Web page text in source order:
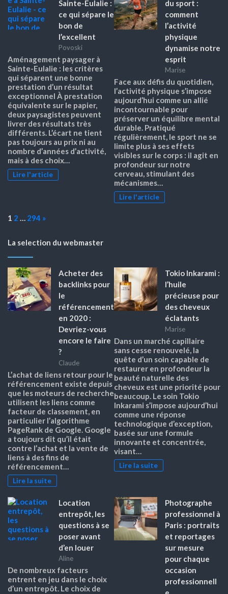
Sainte-Eulalie :
ce qui sépare le
bon de
l’excellent
Povoski
Aménagement paysager à
Sainte-Eulalie : les critères
qui séparent une bonne
prestation d’un résultat
exceptionnel À prestation
équivalente sur le papier,
deux paysagistes peuvent
livrer des résultats très
différents. L’écart ne tient
pas toujours au prix ni au
nombre d’années d’activité,
mais à des choix…
Lire l'article
du sport :
comment
l’activité
physique
dynamise notre
esprit
Marise
Face aux défis du quotidien,
l’activité physique s’impose
aujourd’hui comme un allié
incontournable pour
préserver un équilibre mental
durable. Pratiqué
régulièrement, le sport ne se
limite plus à ses effets
visibles sur le corps : il agit en
profondeur sur notre
cerveau, stimulant des
mécanismes…
Lire l'article
Page:
1 2 … 294 Next
»
La selection du webmaster
Acheter des
backlinks pour
le
référencement
en 2020 :
Devriez-vous
encore le faire
?
Claude
L’achat de liens retour pour le
référencement existe depuis
que les moteurs de recherche
utilisent les liens comme
facteur de classement, en
particulier l’algorithme
PageRank de Google. Google
a toujours dit qu’il était
contre l’achat et la vente de
liens à des fins de
référencement…
Lire la suite
Tokio Inkarami :
l’huile
précieuse pour
des cheveux
éclatants
Marise
Dans un marché capillaire
sans cesse renouvelé, la
quête d’un soin capable de
restaurer en profondeur la
beauté naturelle des
cheveux est une priorité pour
beaucoup. Le soin Tokio
Inkarami s’impose aujourd’hui
comme une réponse
technologique d’exception,
basée sur une formule
innovante et concentrée,
visant…
Lire la suite
Location
entrepôt, les
questions à se
poser avant
d’en louer
Aline
De nombreux facteurs
entrent en jeu dans le choix
d’un entrepôt. Le choix de
Photographe
professionnel à
Paris : portraits
et reportages
sur mesure
pour chaque
occasion
professionnell